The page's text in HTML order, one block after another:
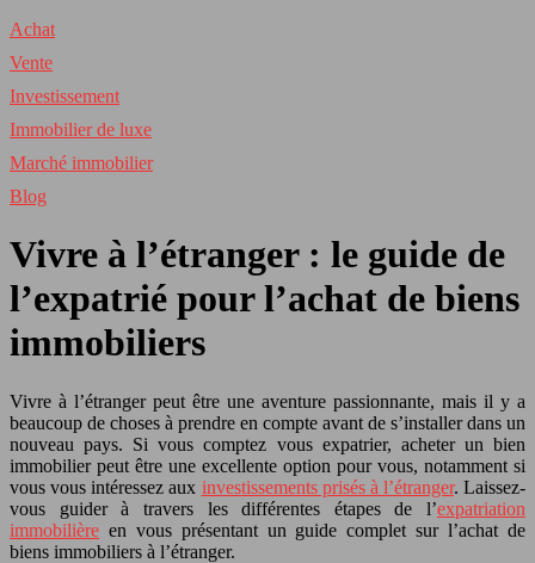
Achat
Vente
Investissement
Immobilier de luxe
Marché immobilier
Blog
Vivre à l’étranger : le guide de
l’expatrié pour l’achat de biens
immobiliers
Vivre à l’étranger peut être une aventure passionnante, mais il y a
beaucoup de choses à prendre en compte avant de s’installer dans un
nouveau pays. Si vous comptez vous expatrier, acheter un bien
immobilier peut être une excellente option pour vous, notamment si
vous vous intéressez aux investissements prisés à l’étranger. Laissez-
vous guider à travers les différentes étapes de l’expatriation
immobilière en vous présentant un guide complet sur l’achat de
biens immobiliers à l’étranger.